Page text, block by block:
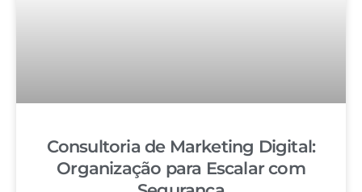
Consultoria de Marketing Digital:
Organização para Escalar com